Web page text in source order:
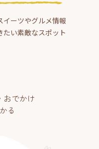
イーツやグルメ情報
たい素敵なスポット
おでかけ
る